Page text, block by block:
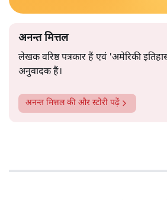
अनन्त मित्तल
लेखक वरिष्ठ पत्रकार हैं एवं 'अमेरिकी
अनुवादक हैं।
अनन्त मित्तलकी और स्टोरी पढ़ें